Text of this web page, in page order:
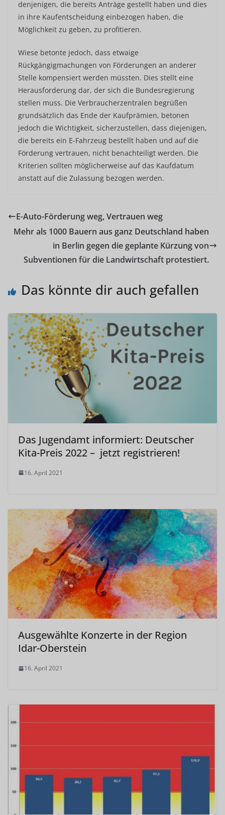
denjenigen, die bereits Anträge gestellt haben und dies
in ihre Kaufentscheidung einbezogen haben, die
Möglichkeit zu geben, zu profitieren.
Wiese betonte jedoch, dass etwaige
Rückgängigmachungen von Förderungen an anderer
Stelle kompensiert werden müssten. Dies stellt eine
Herausforderung dar, der sich die Bundesregierung
stellen muss. Die Verbraucherzentralen begrüßen
grundsätzlich das Ende der Kaufprämien, betonen
jedoch die Wichtigkeit, sicherzustellen, dass diejenigen,
die bereits ein E-Fahrzeug bestellt haben und auf die
Förderung vertrauen, nicht benachteiligt werden. Die
Kriterien sollten möglicherweise auf das Kaufdatum
anstatt auf die Zulassung bezogen werden.
E-Auto-Förderung weg, Vertrauen weg
Mehr als 1000 Bauern aus ganz Deutschland haben
in Berlin gegen die geplante Kürzung von
Subventionen für die Landwirtschaft protestiert.
Das könnte dir auch gefallen
Das Jugendamt informiert: Deutscher
Kita-Preis 2022 – jetzt registrieren!
16. April 2021
Ausgewählte Konzerte in der Region
Idar-Oberstein
16. April 2021